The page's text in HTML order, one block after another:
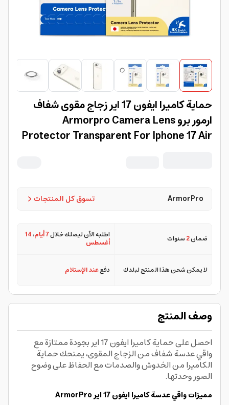
حماية كاميرا ايفون 17 اير زجاج مقوى شفاف
ارمور برو Armorpro Camera Lens
Protector Transparent For Iphone 17 Air
تسوق كل المنتجات ArmorPro
ضمان2سنوات اطلبه الآن ليصلك خلال7 أيام ،14
أغسطس
لا يمكن شحن هذا المنتج لبلدك دفععند الإستلام
وصف المنتج
احصل على حماية كاميرا ايفون 17 اير بجودة ممتازة مع
واقي عدسة شفاف من الزجاج المقوى، يمنحك حماية
الكاميرا من الخدوش والصدمات مع الحفاظ على وضوح
الصور وحدتها.
مميزات واقي عدسة كاميرا ايفون 17 اير ArmorPro